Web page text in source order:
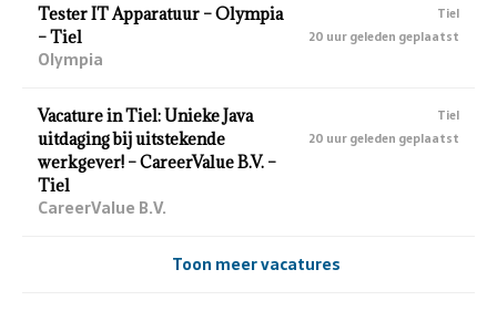
Tester IT Apparatuur – Olympia
– Tiel
Olympia
Tiel
20 uur geleden geplaatst
Vacature in Tiel: Unieke Java
uitdaging bij uitstekende
werkgever! – CareerValue B.V. –
Tiel
CareerValue B.V.
Tiel
20 uur geleden geplaatst
Toon meer vacatures